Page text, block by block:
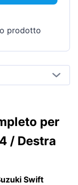
prodotto
per
/ Destra
Swift